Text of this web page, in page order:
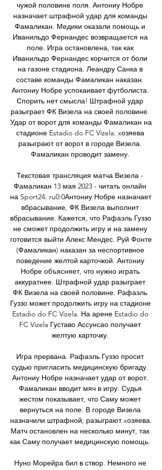
чужой половине поля. Антониу Нобре
назначает штрафной удар для команды
Фамаликан. Медики оказали помощь и
Иванильдо Фернандес возвращается на
поле. Игра остановлена, так как
Иванильдо Фернандес корчится от боли
на газоне стадиона. Леандру Санка в
составе команды Фамаликан наказан.
Антониу Нобре успокаивает футболиста.
Спорить нет смысла! Штрафной удар
разыграет ФК Визела на своей половине.
Удар от ворот для команды Фамаликан на
стадионе Estadio do FC Vizela. xозяева
разыграют от ворот в городе Визела.
Фамаликан проводит замену.
Текстовая трансляция матча Визела -
Фамаликан 13 мая 2023 - читать онлайн
на Sport24. ru0:0Антониу Нобре назначает
вбрасывание, ФК Визела выполнит
вбрасывание. Кажется, что Рафаэль Гуззо
не сможет продолжить игру и на замену
готовится выйти Алекс Мендес. Руй Фонте
(Фамаликан) наказан за неспортивное
поведение желтой карточкой. Антониу
Нобре объясняет, что нужно играть
аккуратнее. Штрафной удар разыграет
ФК Визела на своей половине. Рафаэль
Гуззо может продолжить игру на стадионе
Estadio do FC Vizela. На арене Estadio do
FC Vizela Густаво Ассунсао получает
желтую карточку.
Игра прервана. Рафаэль Гуззо просит
судью пригласить медицинскую бригаду.
Антониу Нобре назначает удар от ворот.
Фамаликан вводит мяч в игру. Судья
жестом показывает, что Саму может
вернуться на поле. В городе Визела
назначили штрафной, разыграют xозяева.
Матч остановлен на несколько минут, так
как Саму получает медицинскую помощь.
Нуно Морейра бил в створ. Немного не